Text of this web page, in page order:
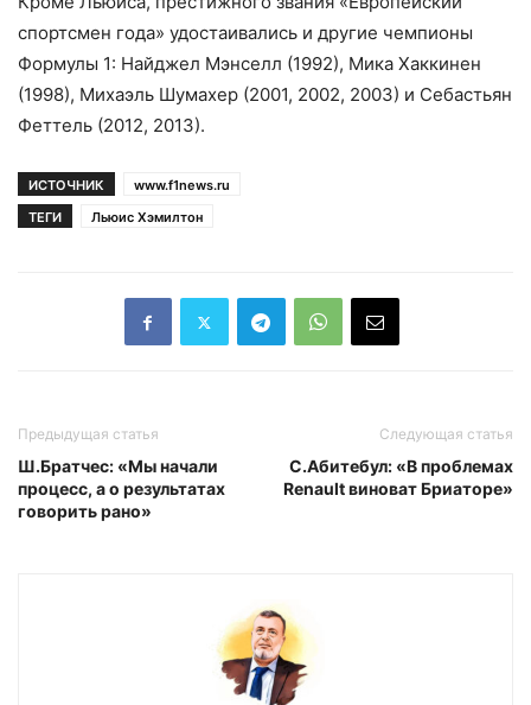
спортсмен года» удостаивались и другие чемпионы
Формулы 1: Найджел Мэнселл (1992), Мика Хаккинен
(1998), Михаэль Шумахер (2001, 2002, 2003) и Себастьян
Феттель (2012, 2013).
ИСТОЧНИК
www.f1news.ru
ТЕГИ
Льюис Хэмилтон
Предыдущая статья
Ш.Братчес: «Мы начали
процесс, а о результатах
говорить рано»
Следующая статья
С.Абитебул: «В проблемах
Renault виноват Бриаторе»